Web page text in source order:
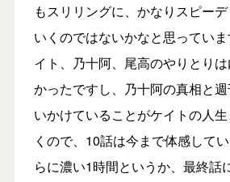
もスリリングに、かなりスピー
いくのではないかなと思ってい
イト、乃十阿、尾高のやりとり
かったですし、乃十阿の真相と
いかけていることがケイトの人
くので、10話は今まで体感して
らに濃い1時間というか、最終話